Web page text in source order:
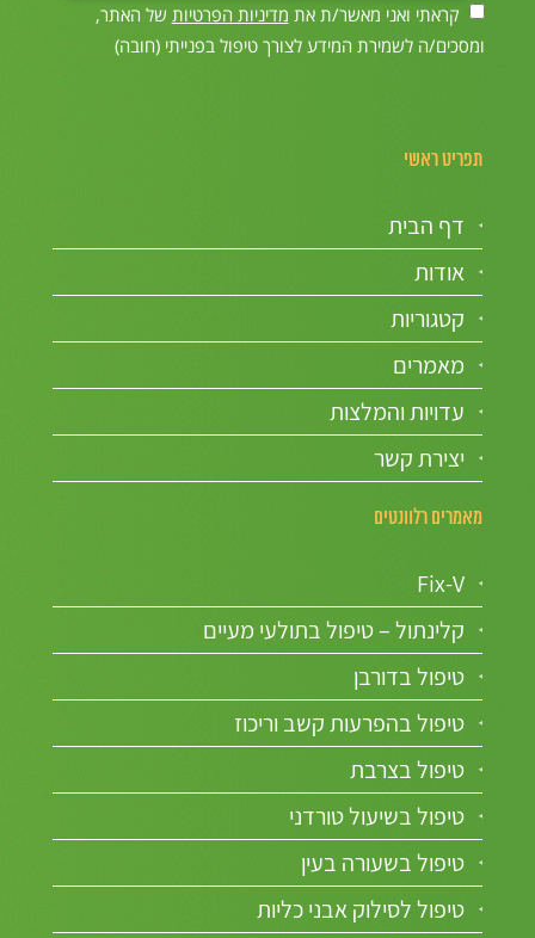
קראתי ואני מאשר/ת את מדיניות הפרטיות של האתר,
ומסכים/ה לשמירת המידע לצורך טיפול בפנייתי (חובה)
תפריט ראשי
דף הבית
אודות
קטגוריות
מאמרים
עדויות והמלצות
יצירת קשר
מאמרים רלוונטים
Fix-V
קלינתול – טיפול בתולעי מעיים
טיפול בדורבן
טיפול בהפרעות קשב וריכוז
טיפול בצרבת
טיפול בשיעול טורדני
טיפול בשעורה בעין
טיפול לסילוק אבני כליות